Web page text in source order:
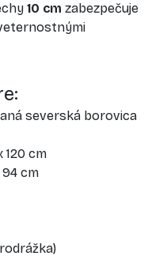
10 cm zabezpečuje
severská borovica
120 cm
94 cm